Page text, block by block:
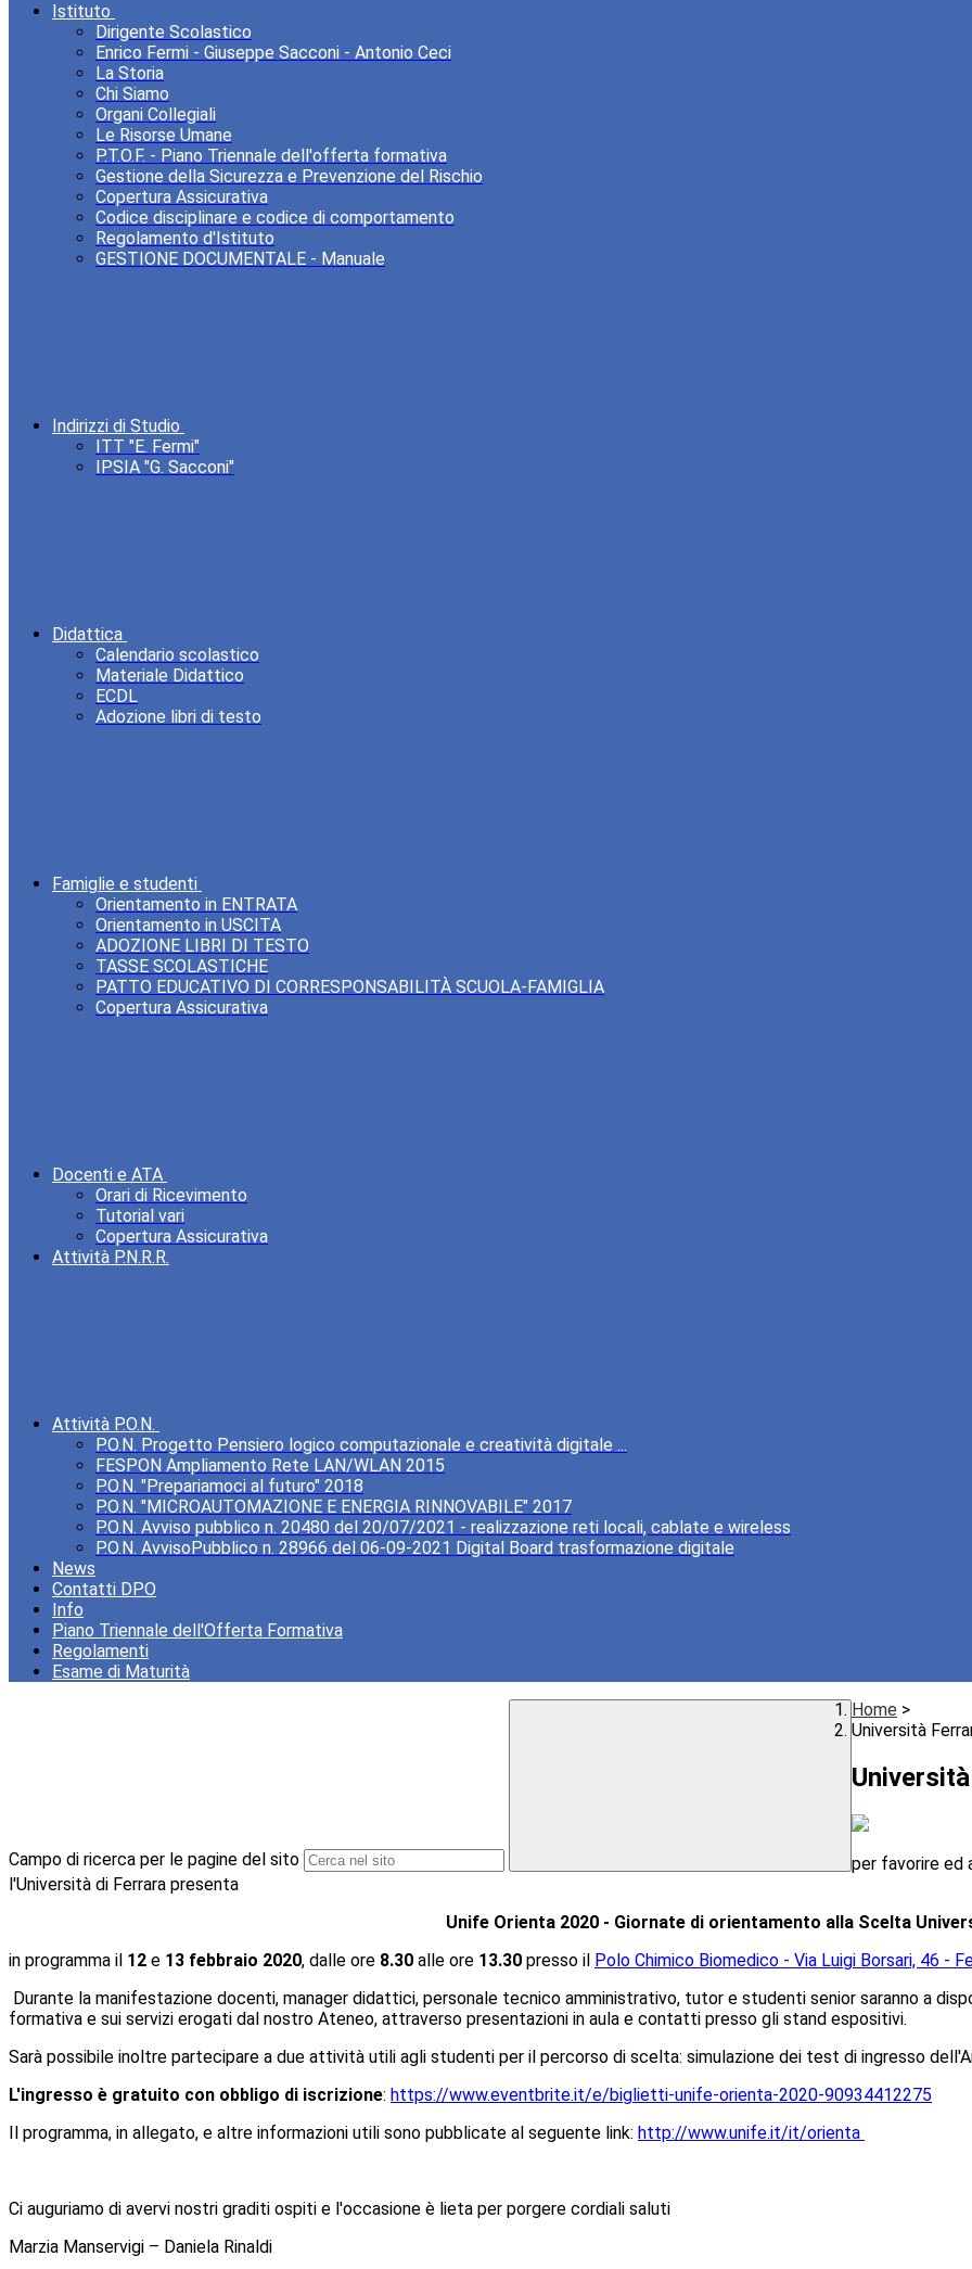
Istituto
Dirigente Scolastico
Enrico Fermi - Giuseppe Sacconi - Antonio Ceci
La Storia
Chi Siamo
Organi Collegiali
Le Risorse Umane
P.T.O.F. - Piano Triennale dell'offerta formativa
Gestione della Sicurezza e Prevenzione del Rischio
Copertura Assicurativa
Codice disciplinare e codice di comportamento
Regolamento d'Istituto
GESTIONE DOCUMENTALE - Manuale
Indirizzi di Studio
ITT "E. Fermi"
IPSIA "G. Sacconi"
Didattica
Calendario scolastico
Materiale Didattico
ECDL
Adozione libri di testo
Famiglie e studenti
Orientamento in ENTRATA
Orientamento in USCITA
ADOZIONE LIBRI DI TESTO
TASSE SCOLASTICHE
PATTO EDUCATIVO DI CORRESPONSABILITÀ SCUOLA-FAMIGLIA
Copertura Assicurativa
Docenti e ATA
Orari di Ricevimento
Tutorial vari
Copertura Assicurativa
Attività P.N.R.R.
Attività P.O.N.
P.O.N. Progetto Pensiero logico computazionale e creatività digitale ...
FESPON Ampliamento Rete LAN/WLAN 2015
P.O.N. "Prepariamoci al futuro" 2018
P.O.N. "MICROAUTOMAZIONE E ENERGIA RINNOVABILE" 2017
P.O.N. Avviso pubblico n. 20480 del 20/07/2021 - realizzazione reti locali, cablate e wireless
P.O.N. AvvisoPubblico n. 28966 del 06-09-2021 Digital Board trasformazione digitale
News
Contatti DPO
Info
Piano Triennale dell'Offerta Formativa
Regolamenti
Esame di Maturità
Campo di ricerca per le pagine del sito
Home >
Università
per favorire ed
l'Università di Ferrara presenta
Unife Orienta 2020 - Giornate di orientamento alla Scelta
in programma il 12 e 13 febbraio 2020, dalle ore 8.30 alle ore 13.30 presso il Polo Chimico Biomedico - Via Luigi Borsari, 46 -
Durante la manifestazione docenti, manager didattici, personale tecnico amministrativo, tutor e studenti senior saranno a
formativa e sui servizi erogati dal nostro Ateneo, attraverso presentazioni in aula e contatti presso gli stand espositivi.
Sarà possibile inoltre partecipare a due attività utili agli studenti per il percorso di scelta: simulazione dei test di ingresso
L'ingresso è gratuito con obbligo di iscrizione: https://www.eventbrite.it/e/biglietti-unife-orienta-2020-90934412275
Il programma, in allegato, e altre informazioni utili sono pubblicate al seguente link: http://www.unife.it/it/orienta
Ci auguriamo di avervi nostri graditi ospiti e l'occasione è lieta per porgere cordiali saluti
Marzia Manservigi – Daniela Rinaldi